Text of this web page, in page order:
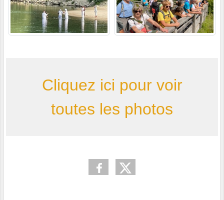
Cliquez ici pour voir
toutes les photos